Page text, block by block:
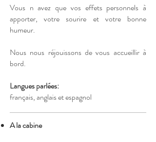
Vous n avez que vos effets personnels à
apporter, votre sourire et votre bonne
humeur.
Nous nous réjouissons de vous accueillir à
bord.
Langues parlées:
français, anglais et espagnol
A la cabine